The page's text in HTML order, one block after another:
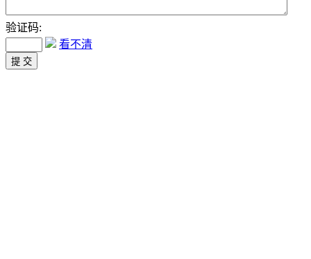
验证码:
看不清